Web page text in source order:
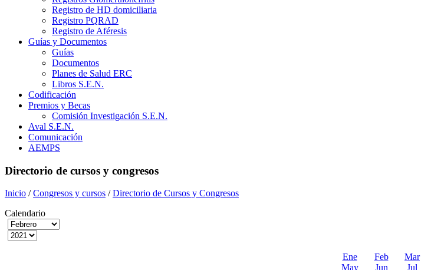
Registro de HD domiciliaria
Registro PQRAD
Registro de Aféresis
Guías y Documentos
Guías
Documentos
Planes de Salud ERC
Libros S.E.N.
Codificación
Premios y Becas
Comisión Investigación S.E.N.
Aval S.E.N.
Comunicación
AEMPS
Directorio de cursos y congresos
Inicio /Congresos y cursos /Directorio de Cursos y Congresos
Calendario
Ene Feb Mar
May
Jun Jul